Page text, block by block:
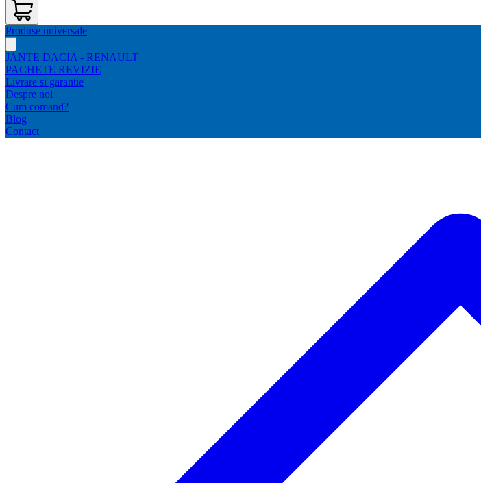
Produse universale
JANTE DACIA - RENAULT
PACHETE REVIZIE
Livrare si garantie
Despre noi
Cum comand?
Blog
Contact